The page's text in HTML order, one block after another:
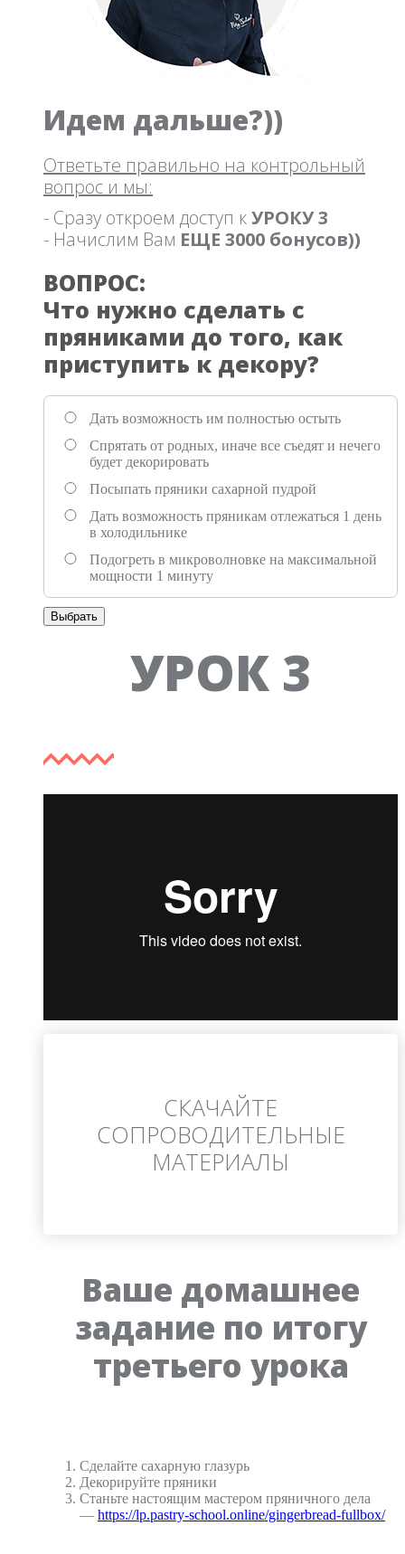
Идем дальше?))
Ответьте правильно на контрольный
вопрос и мы:
- Сразу откроем доступ кУРОКУ 3
- Начислим Вам ЕЩЕ 3000 бонусов))
ВОПРОС:
Что нужно сделать с
пряниками до того, как
приступить к декору?
Дать возможность им полностью остыть
Спрятать от родных, иначе все съедят и нечего
будет декорировать
Посыпать пряники сахарной пудрой
Дать возможность пряникам отлежаться 1 день
в холодильнике
Подогреть в микроволновке на максимальной
мощности 1 минуту
Выбрать
УРОК 3
СКАЧАЙТЕ
СОПРОВОДИТЕЛЬНЫЕ
МАТЕРИАЛЫ
Ваше домашнее
задание по итогу
третьего урока
Сделайте сахарную глазурь
Декорируйте пряники
Станьте настоящим мастером пряничного дела
— https://lp.pastry-school.online/gingerbread-fullbox/